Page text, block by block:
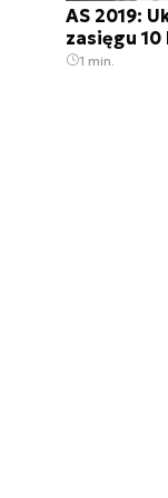
AS 2019:
zasięgu 10
1 min.